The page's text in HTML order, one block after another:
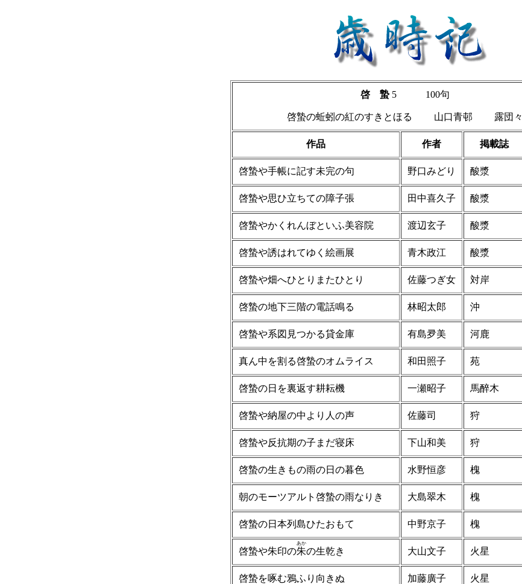
啓 蟄 5 100句
啓蟄の蚯蚓の紅のすきとほる 山口青邨 露団々
作品 作者 掲載誌
啓蟄や手帳に記す未完の句 野口みどり 酸漿
啓蟄や思ひ立ちての障子張 田中喜久子 酸漿
啓蟄やかくれんぼといふ美容院 渡辺玄子 酸漿
啓蟄や誘はれてゆく絵画展 青木政江 酸漿
啓蟄や畑へひとりまたひとり 佐藤つぎ女 対岸
啓蟄の地下三階の電話鳴る 林昭太郎 沖
啓蟄や系図見つかる貸金庫 有島夛美 河鹿
真ん中を割る啓蟄のオムライス 和田照子 苑
啓蟄の日を裏返す耕耘機 一瀬昭子 馬醉木
啓蟄や納屋の中より人の声 佐藤司 狩
啓蟄や反抗期の子まだ寝床 下山和美 狩
啓蟄の生きもの雨の日の暮色 水野恒彦 槐
朝のモーツアルト啓蟄の雨なりき 大島翠木 槐
啓蟄の日本列島ひたおもて 中野京子 槐
啓蟄や朱印の朱
あか
の生乾き 大山文子 火星
啓蟄を啄む鴉ふり向きぬ 加藤廣子 火星